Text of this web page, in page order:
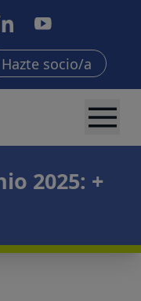
Hazte socio/a
2025: +